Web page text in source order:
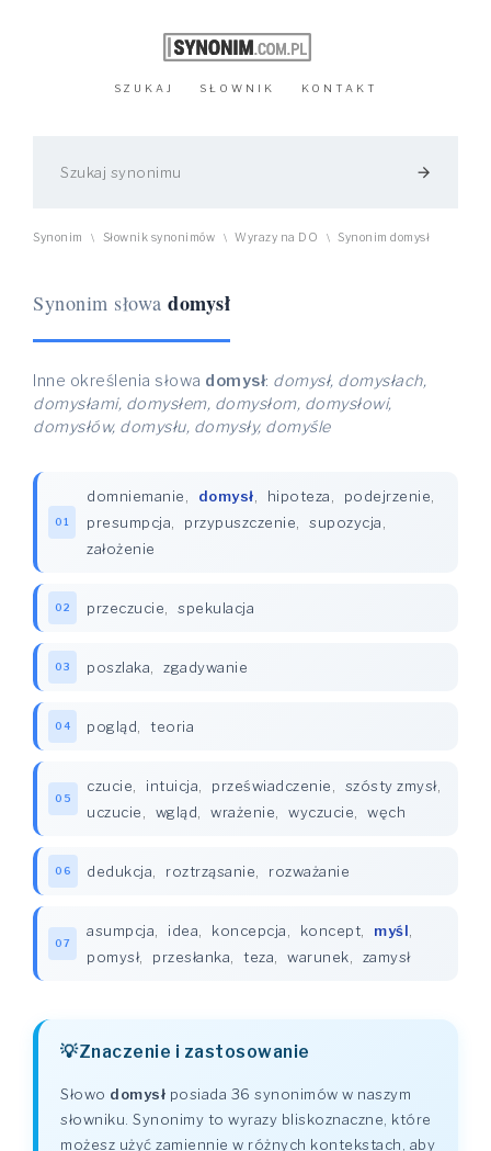
SZUKAJ SŁOWNIK KONTAKT
arrow_forward
Synonim \ Słownik synonimów \ Wyrazy na DO \ Synonim domysł
Synonim słowa domysł
Inne określenia słowa domysł: domysł, domysłach,
domysłami, domysłem, domysłom, domysłowi,
domysłów, domysłu, domysły, domyśle
01
domniemanie domysł hipoteza podejrzenie
presumpcja
przypuszczenie supozycja
założenie
02 przeczucie spekulacja
03 poszlaka zgadywanie
04 pogląd teoria
05
czucie intuicja przeświadczenie szósty zmysł,
uczucie
wgląd wrażenie wyczucie węch
06 dedukcja roztrząsanie rozważanie
07
asumpcja idea koncepcja koncept myśl
pomysł, przesłanka teza warunek zamysł
Znaczenie i zastosowanie
Słowo domysł posiada 36 synonimów w naszym
słowniku. Synonimy to wyrazy bliskoznaczne, które
możesz użyć zamiennie w różnych kontekstach, aby